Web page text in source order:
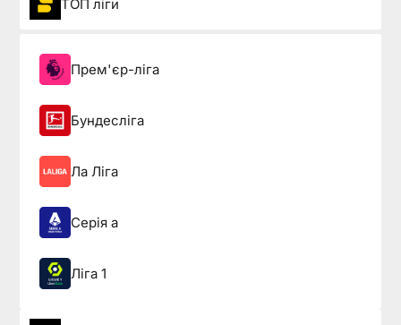
ТОП ліги
Прем'єр-ліга
Бундесліга
Ла Ліга
Серія а
Ліга 1